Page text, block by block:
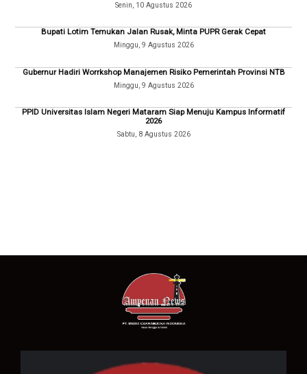
Senin, 10 Agustus 2026
Bupati Lotim Temukan Jalan Rusak, Minta PUPR Gerak Cepat
Minggu, 9 Agustus 2026
Gubernur Hadiri Worrkshop Manajemen Risiko Pemerintah Provinsi NTB
Minggu, 9 Agustus 2026
PPID Universitas Islam Negeri Mataram Siap Menuju Kampus Informatif
2026
Sabtu, 8 Agustus 2026